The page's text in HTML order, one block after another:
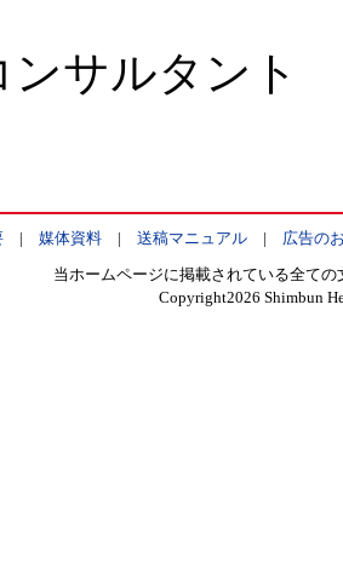
ンサルタン
| 媒体資料| 送稿マニュアル| 広告の
当ホームページに掲載されている全て
Copyright2026 Shimbun